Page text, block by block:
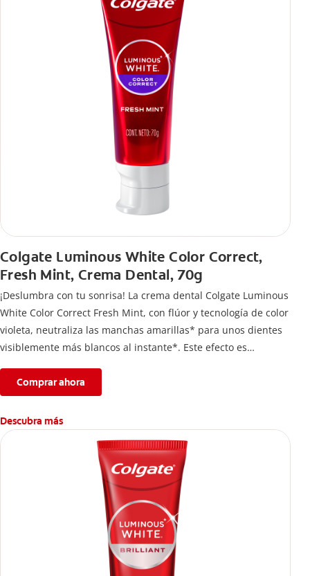
Colgate Luminous White Color Correct,
Fresh Mint, Crema Dental, 70g
¡Deslumbra con tu sonrisa! La crema dental Colgate Luminous
White Color Correct Fresh Mint, con flúor y tecnología de color
violeta, neutraliza las manchas amarillas* para unos dientes
visiblemente más blancos al instante*. Este efecto es
protege el esmalte dental.
*El efecto es temporal.
Comprar ahora
Descubra más